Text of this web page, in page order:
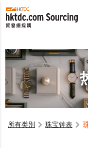
所有类別 珠宝钟表